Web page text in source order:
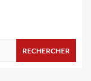
RECHERCHER